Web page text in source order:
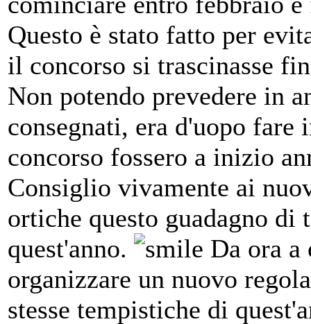
Questo è stato fatto per
il concorso si trascinasse
Non potendo prevedere in
consegnati, era d'uopo fare
concorso fossero a inizio
Consiglio vivamente ai
ortiche questo guadagno di
quest'anno.
Da ora
organizzare un nuovo
stesse tempistiche di